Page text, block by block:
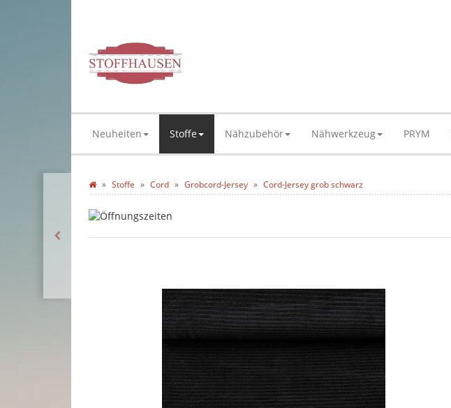
Neuheiten Stoffe Nähzubehör Nähwerkzeug PRYM
Stoffe Cord Grobcord-Jersey Cord-Jersey grob schwarz